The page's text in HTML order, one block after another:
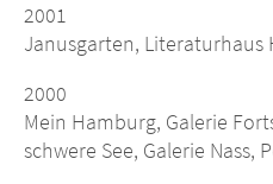
2001
Janusgarten, Literaturhaus
2000
Mein Hamburg, Galerie
schwere See, Galerie Nass,